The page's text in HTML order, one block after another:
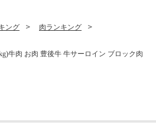
ング
肉ランキング
牛肉 お肉 豊後牛 牛サーロイン ブロック肉